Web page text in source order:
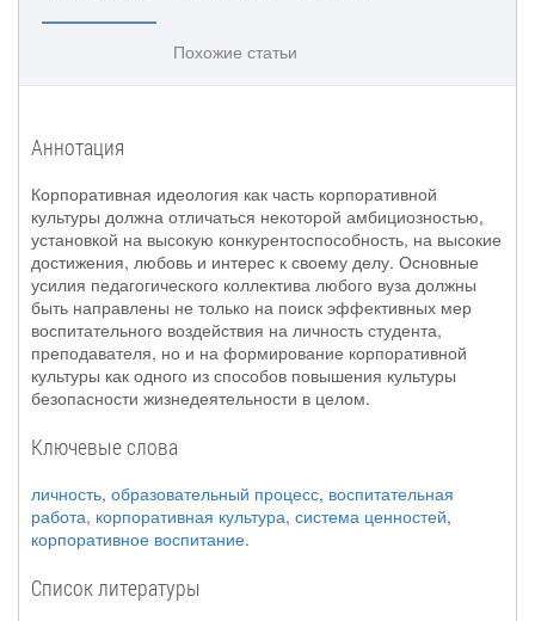
Похожие статьи
Аннотация
Корпоративная идеология как часть корпоративной
культуры должна отличаться некоторой амбициозностью,
установкой на высокую конкурентоспособность, на высокие
достижения, любовь и интерес к своему делу. Основные
усилия педагогического коллектива любого вуза должны
быть направлены не только на поиск эффективных мер
воспитательного воздействия на личность студента,
преподавателя, но и на формирование корпоративной
культуры как одного из способов повышения культуры
безопасности жизнедеятельности в целом.
Ключевые слова
личность, образовательный процесс, воспитательная
работа, корпоративная культура, система ценностей,
корпоративное воспитание.
Список литературы